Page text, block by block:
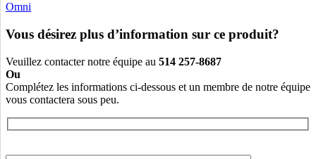
Omni
Vous désirez plus d’information sur ce produit?
Veuillez contacter notre équipe au 514 257-8687
Ou
Complétez les informations ci-dessous et un membre de notre équipe
vous contactera sous peu.